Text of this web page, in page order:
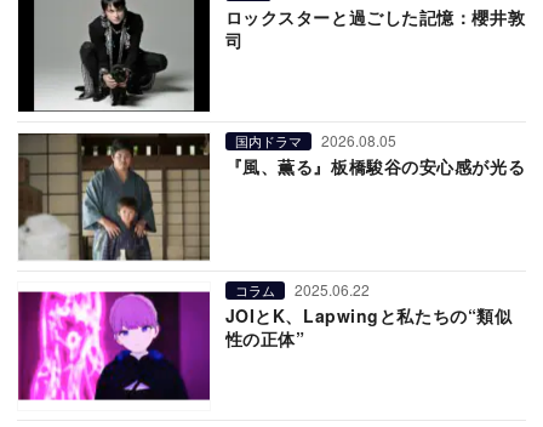
ロックスターと過ごした記憶：櫻井敦
司
国内ドラマ 2026.08.05
『風、薫る』板橋駿谷の安心感が光る
コラム 2025.06.22
JOIとK、Lapwingと私たちの“類似
性の正体”